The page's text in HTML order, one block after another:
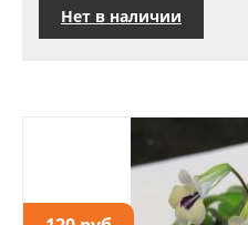
Нет в наличии